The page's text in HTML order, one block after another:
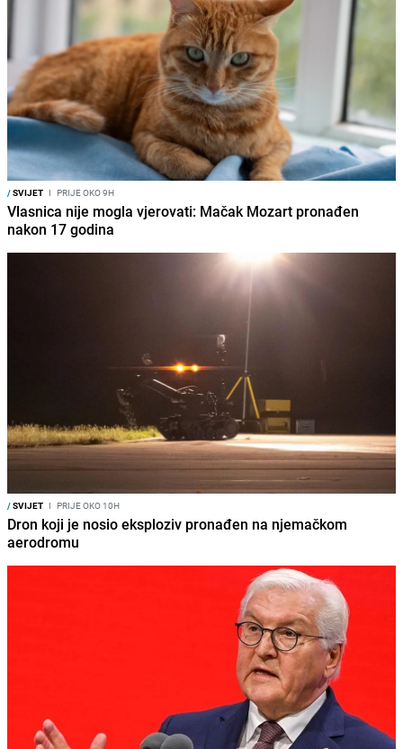
/SVIJET I PRIJE OKO 9H
Vlasnica nije mogla vjerovati: Mačak Mozart pronađen
nakon 17 godina
/SVIJET I PRIJE OKO 10H
Dron koji je nosio eksploziv pronađen na njemačkom
aerodromu